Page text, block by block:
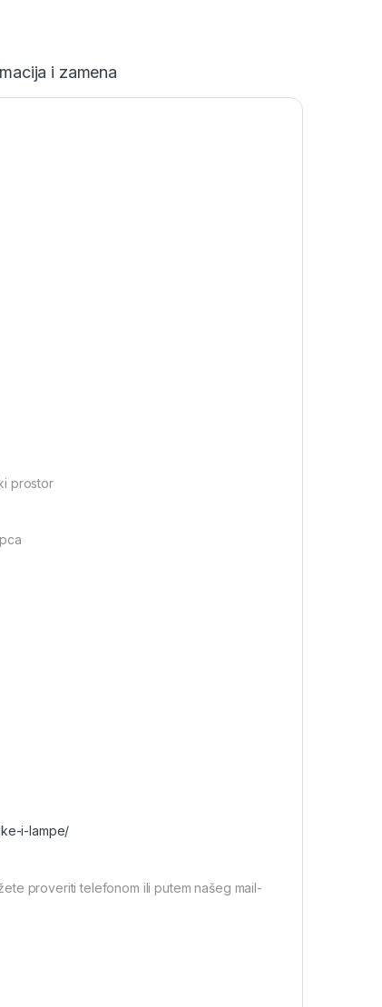
i zamena
prostor
i-lampe/
proveriti telefonom ili putem našeg mail-